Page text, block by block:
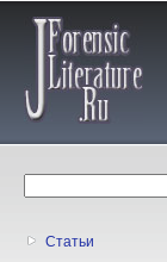
Статьи